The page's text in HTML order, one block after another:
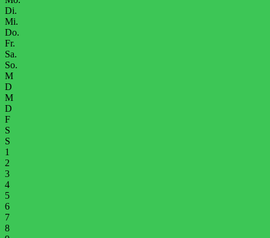
Di.
Mi.
Do.
Fr.
Sa.
So.
M
D
M
D
F
S
S
1
2
3
4
5
6
7
8